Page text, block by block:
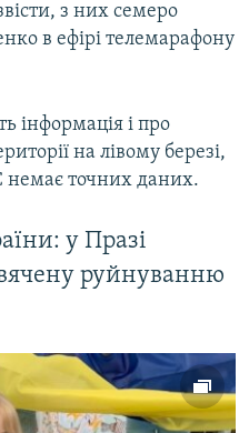
з них семеро
в ефірі телемарафону
інформація і про
на лівому березі,
немає точних даних.
у Празі
руйнуванню